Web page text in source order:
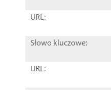
URL:
Słowo kluczowe:
URL: